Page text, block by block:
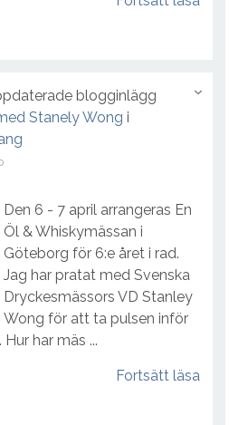
blogginlägg
Stanely Wong i
Den 6 - 7 april arrangeras En
Öl & Whiskymässan i
Göteborg för 6:e året i rad.
Jag har pratat med Svenska
Dryckesmässors VD Stanley
Wong för att ta pulsen inför
har mäs ...
Fortsätt läsa